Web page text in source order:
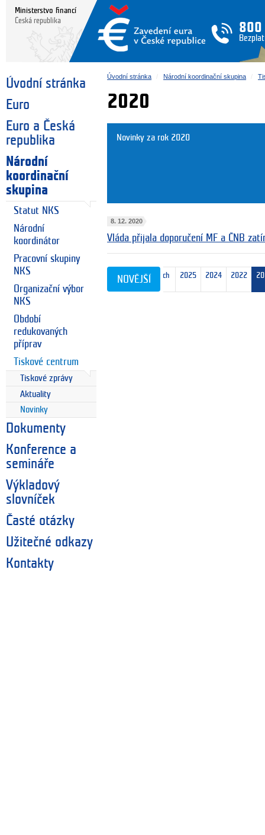
Ministerstvo financí
Česká republika
800
Úvodní stránka
Euro
Euro a Česká
republika
Národní
koordinační
skupina
Statut NKS
Národní
koordinátor
Pracovní skupiny
NKS
Organizační výbor
NKS
Období
redukovaných
příprav
Tiskové centrum
Tiskové zprávy
Aktuality
Novinky
Dokumenty
Konference a
semináře
Výkladový
slovníček
Časté otázky
Užitečné odkazy
Kontakty
Úvodní stránka Národní koordinační skupina
2020
Novinky za rok 2020
8. 12. 2020
Vláda přijala doporučení MF a ČNB
nejnovějších
10
2025 2024 2022
NOVĚJŠÍ